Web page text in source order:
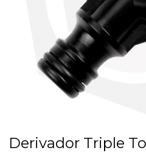
Derivador Triple